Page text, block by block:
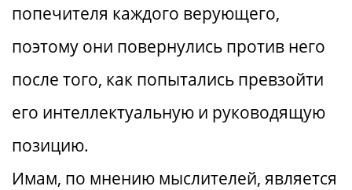
попечителя каждого верующего,
поэтому они повернулись против него
после того, как попытались превзойти
его интеллектуальную и руководящую
позицию.
Имам, по мнению мыслителей, является